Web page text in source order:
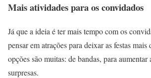
Mais atividades para os convidados
Já que a ideia é ter mais tempo com os
pensar em atrações para deixar as festas
opções são muitas: de bandas, para aumentar
surpresas.